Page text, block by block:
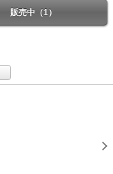
販売中（1）